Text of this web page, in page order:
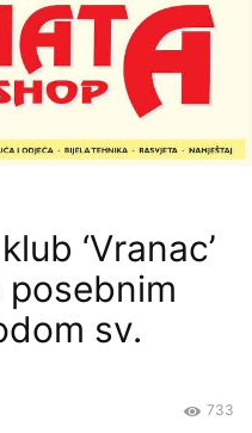
‘Vranac’
posebnim
sv.
733